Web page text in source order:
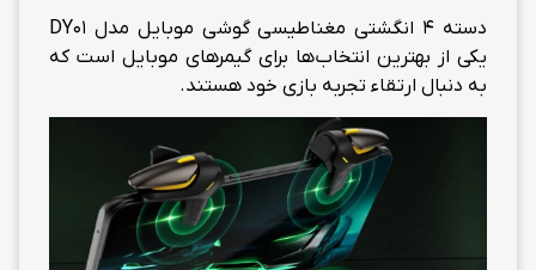
دسته 4 انگشتی مغناطیسی گوشی موبایل مدل DY01
یکی از بهترین انتخاب‌ها برای گیمرهای موبایل است که
به دنبال ارتقاء تجربه بازی خود هستند.